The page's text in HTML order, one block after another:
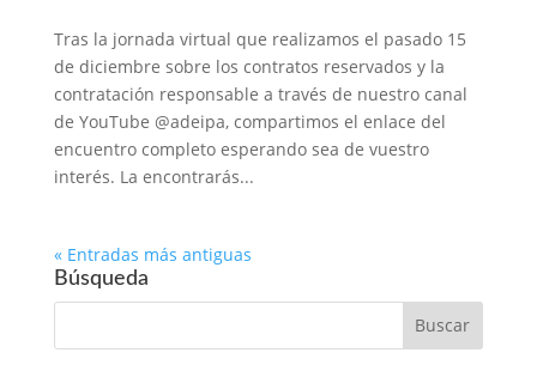
Tras la jornada virtual que realizamos el pasado 15
de diciembre sobre los contratos reservados y la
contratación responsable a través de nuestro canal
de YouTube @adeipa, compartimos el enlace del
encuentro completo esperando sea de vuestro
interés. La encontrarás...
« Entradas más antiguas
Búsqueda